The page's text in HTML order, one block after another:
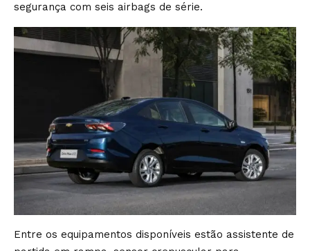
segurança com seis airbags de série.
Entre os equipamentos disponíveis estão assistente de